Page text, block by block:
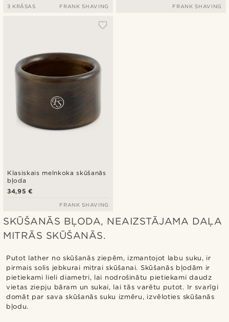
3 KRĀSAS FRANK SHAVING FRANK SHAVING
Klasiskais melnkoka skūšanās
bļoda
34,95 €
FRANK SHAVING
SKŪŠANĀS BĻODA, NEAIZSTĀJAMA DAĻA
MITRĀS SKŪŠANĀS.
Putot lather no skūšanās ziepēm, izmantojot labu suku, ir
pirmais solis jebkurai mitrai skūšanai. Skūšanās bļodām ir
pietiekami lieli diametri, lai nodrošinātu pietiekami daudz
vietas ziepju bāram un sukai, lai tās varētu putot. Ir svarīgi
domāt par sava skūšanās suku izmēru, izvēloties skūšanās
bļodu.